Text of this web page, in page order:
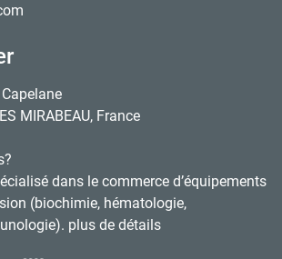
MIRABEAU, France
dans le commerce d’équipements
(biochimie, hématologie,
plus de détails